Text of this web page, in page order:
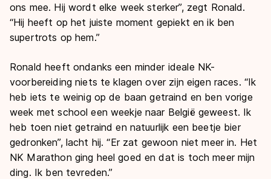
ons mee. Hij wordt elke week sterker”, zegt Ronald.
“Hij heeft op het juiste moment gepiekt en ik ben
supertrots op hem.”
Ronald heeft ondanks een minder ideale NK-
voorbereiding niets te klagen over zijn eigen races. “Ik
heb iets te weinig op de baan getraind en ben vorige
week met school een weekje naar België geweest. Ik
heb toen niet getraind en natuurlijk een beetje bier
gedronken”, lacht hij. “Er zat gewoon niet meer in. Het
NK Marathon ging heel goed en dat is toch meer mijn
ding. Ik ben tevreden.”